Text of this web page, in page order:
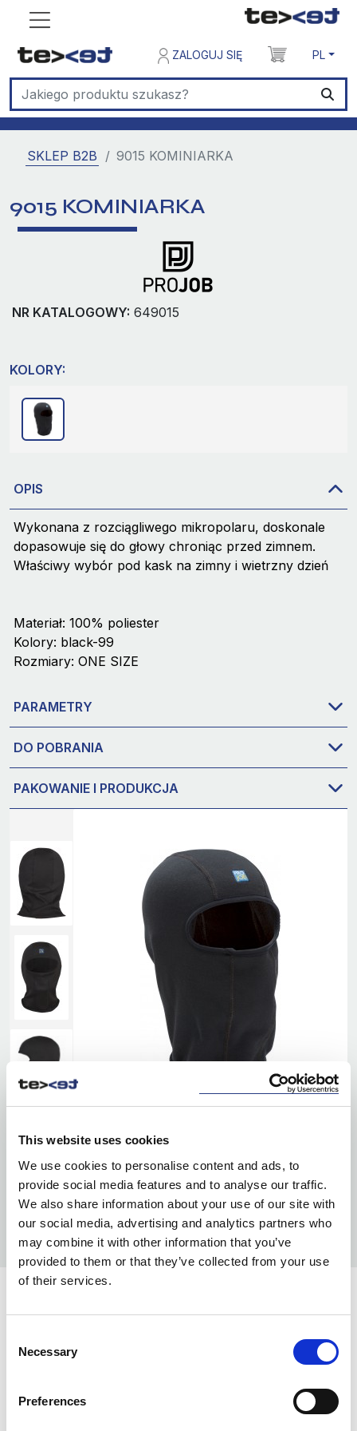
This website uses cookies
We use cookies to personalise content and ads, to
provide social media features and to analyse our traffic.
We also share information about your use of our site with
our social media, advertising and analytics partners who
may combine it with other information that you’ve
provided to them or that they’ve collected from your use
of their services.
Selection
Necessary
Preferences
ZALOGUJ SIĘ PL
SKLEP B2B 9015 KOMINIARKA
9015 KOMINIARKA
NR KATALOGOWY: 649015
KOLORY:
OPIS
Wykonana z rozciągliwego mikropolaru, doskonale
dopasowuje się do głowy chroniąc przed zimnem.
Właściwy wybór pod kask na zimny i wietrzny dzień
Materiał: 100% poliester
Kolory: black-99
Rozmiary: ONE SIZE
PARAMETRY
DO POBRANIA
PAKOWANIE I PRODUKCJA
Mag. Poznań — stan magazynu lokalnego, realizacja